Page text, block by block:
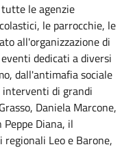
le agenzie
le parrocchie, le
all'organizzazione di
dedicati a diversi
dall'antimafia sociale
interventi di grandi
Daniela Marcone,
Diana, il
regionali Leo e Barone,